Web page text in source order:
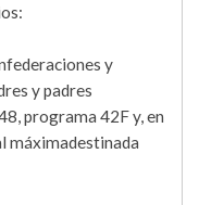
y
y padres
programa 42F y, en
máximadestinada